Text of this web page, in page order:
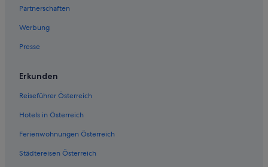
Hotels nahe Schloss Porcia und Museum für Volkskultur
Campingplätze in Seeboden
Familien in Seeboden
Partnerschaften
Werbung
Presse
Erkunden
Reiseführer Österreich
Hotels in Österreich
Ferienwohnungen Österreich
Städtereisen Österreich